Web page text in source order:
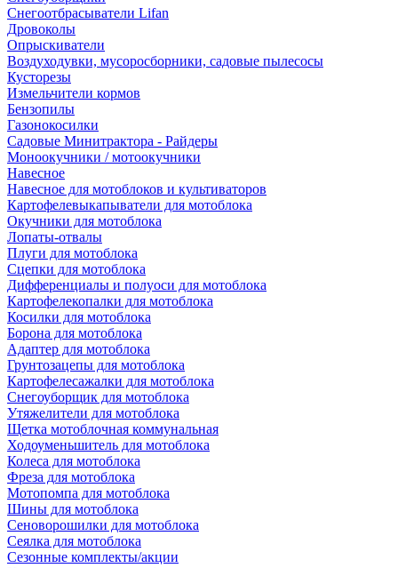
Снегоотбрасыватели Lifan
Дровоколы
Опрыскиватели
Воздуходувки, мусоросборники, cадовые пылесосы
Кусторезы
Измельчители кормов
Бензопилы
Газонокосилки
Садовые Минитрактора - Райдеры
Моноокучники / мотоокучники
Навесное
Навесное для мотоблоков и культиваторов
Картофелевыкапыватели для мотоблока
Окучники для мотоблока
Лопаты-отвалы
Плуги для мотоблока
Сцепки для мотоблока
Дифференциалы и полуоси для мотоблока
Картофелекопалки для мотоблока
Косилки для мотоблока
Борона для мотоблока
Адаптер для мотоблока
Грунтозацепы для мотоблока
Картофелесажалки для мотоблока
Снегоуборщик для мотоблока
Утяжелители для мотоблока
Щетка мотоблочная коммунальная
Ходоуменьшитель для мотоблока
Колеса для мотоблока
Фреза для мотоблока
Мотопомпа для мотоблока
Шины для мотоблока
Сеноворошилки для мотоблока
Сеялка для мотоблока
Сезонные комплекты/акции